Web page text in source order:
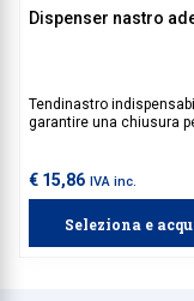
Dispenser nastro
Tendinastro
garantire una chiusura
€ 15,86 IVA inc.
Seleziona e